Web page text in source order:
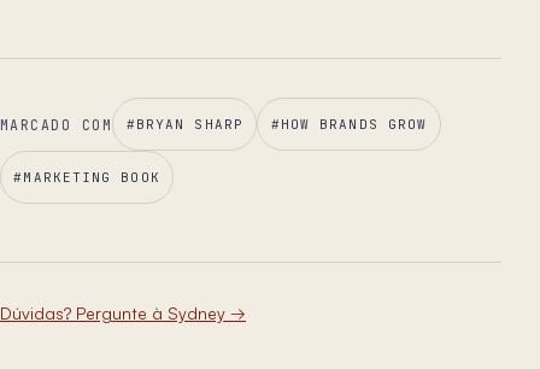
MARCADO COM #BRYAN SHARP #HOW BRANDS GROW
#MARKETING BOOK
Dúvidas? Pergunte à Sydney →